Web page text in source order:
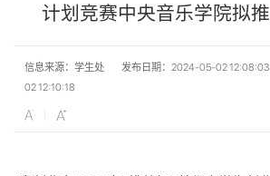
计划竞赛中央音乐学院拟
信息来源：学生处 发布日期：2024-05-02 12:08:03
02 12:10:18